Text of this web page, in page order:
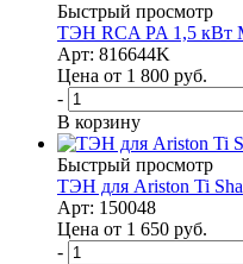
Быстрый просмотр
ТЭН RCA PA 1,5 кВт
Арт: 816644K
Цена от 1 800 руб.
-
В корзину
Быстрый просмотр
ТЭН для Ariston Ti
Арт: 150048
Цена от 1 650 руб.
-